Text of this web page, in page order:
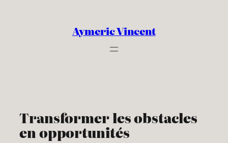
Aymeric Vincent
Transformer les obstacles
en opportunités